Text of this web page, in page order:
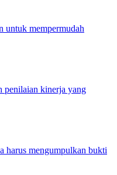
untuk mempermudah
penilaian kinerja yang
harus mengumpulkan bukti